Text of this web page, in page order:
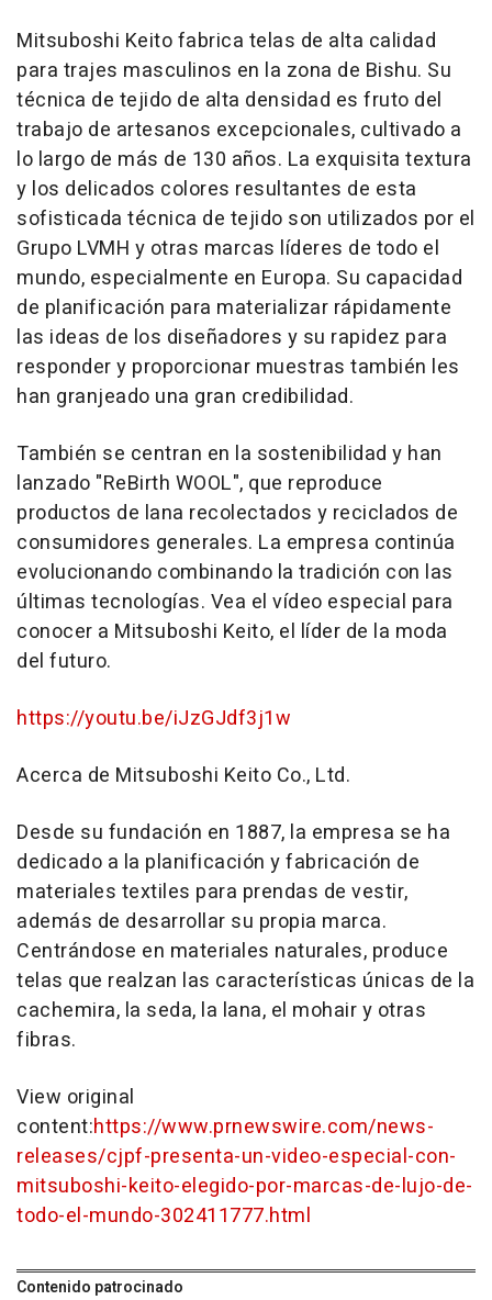
Mitsuboshi Keito fabrica telas de alta calidad
para trajes masculinos en la zona de Bishu. Su
técnica de tejido de alta densidad es fruto del
trabajo de artesanos excepcionales, cultivado a
lo largo de más de 130 años. La exquisita textura
y los delicados colores resultantes de esta
sofisticada técnica de tejido son utilizados por el
Grupo LVMH y otras marcas líderes de todo el
mundo, especialmente en Europa. Su capacidad
de planificación para materializar rápidamente
las ideas de los diseñadores y su rapidez para
responder y proporcionar muestras también les
han granjeado una gran credibilidad.
También se centran en la sostenibilidad y han
lanzado "ReBirth WOOL", que reproduce
productos de lana recolectados y reciclados de
consumidores generales. La empresa continúa
evolucionando combinando la tradición con las
últimas tecnologías. Vea el vídeo especial para
conocer a Mitsuboshi Keito, el líder de la moda
del futuro.
https://youtu.be/iJzGJdf3j1w
Acerca de Mitsuboshi Keito Co., Ltd.
Desde su fundación en 1887, la empresa se ha
dedicado a la planificación y fabricación de
materiales textiles para prendas de vestir,
además de desarrollar su propia marca.
Centrándose en materiales naturales, produce
telas que realzan las características únicas de la
cachemira, la seda, la lana, el mohair y otras
fibras.
View original
content:https://www.prnewswire.com/news-
releases/cjpf-presenta-un-video-especial-con-
mitsuboshi-keito-elegido-por-marcas-de-lujo-de-
todo-el-mundo-302411777.html
Contenido patrocinado